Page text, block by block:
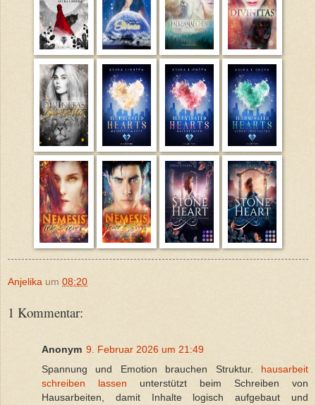
Anjelika um 08:20
1 Kommentar:
Anonym 9. Februar 2026 um 21:49
Spannung und Emotion brauchen Struktur. hausarbeit
schreiben lassen unterstützt beim Schreiben von
Hausarbeiten, damit Inhalte logisch aufgebaut und